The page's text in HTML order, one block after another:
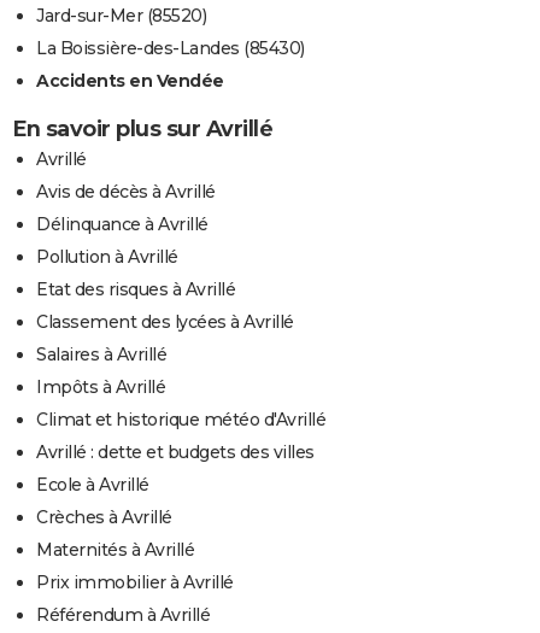
Jard-sur-Mer (85520)
La Boissière-des-Landes (85430)
Accidents en Vendée
En savoir plus sur Avrillé
Avrillé
Avis de décès à Avrillé
Délinquance à Avrillé
Pollution à Avrillé
Etat des risques à Avrillé
Classement des lycées à Avrillé
Salaires à Avrillé
Impôts à Avrillé
Climat et historique météo d'Avrillé
Avrillé : dette et budgets des villes
Ecole à Avrillé
Crèches à Avrillé
Maternités à Avrillé
Prix immobilier à Avrillé
Référendum à Avrillé